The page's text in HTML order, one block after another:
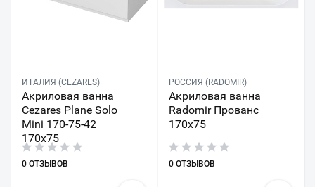
ИТАЛИЯ (CEZARES)
Акриловая ванна
Cezares Plane Solo
Mini 170-75-42
170х75
0 ОТЗЫВОВ
РОССИЯ (RADOMIR)
Акриловая ванна
Radomir Прованс
170х75
0 ОТЗЫВОВ